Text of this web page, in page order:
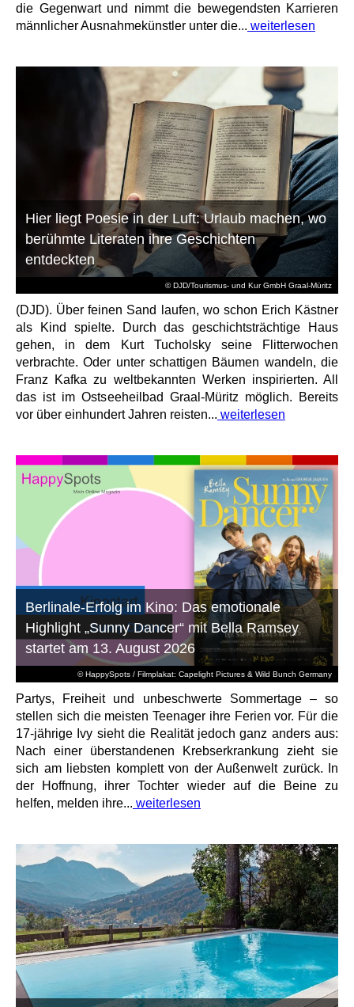
die Gegenwart und nimmt die bewegendsten Karrieren
männlicher Ausnahmekünstler unter die... weiterlesen
© DJD/Tourismus- und Kur GmbH Graal-Müritz
Hier liegt Poesie in der Luft: Urlaub machen, wo
berühmte Literaten ihre Geschichten
entdeckten
(DJD). Über feinen Sand laufen, wo schon Erich Kästner
als Kind spielte. Durch das geschichtsträchtige Haus
gehen, in dem Kurt Tucholsky seine Flitterwochen
verbrachte. Oder unter schattigen Bäumen wandeln, die
Franz Kafka zu weltbekannten Werken inspirierten. All
das ist im Ostseeheilbad Graal-Müritz möglich. Bereits
vor über einhundert Jahren reisten... weiterlesen
© HappySpots / Filmplakat: Capelight Pictures & Wild Bunch Germany
Berlinale-Erfolg im Kino: Das emotionale
Highlight „Sunny Dancer“ mit Bella Ramsey
startet am 13. August 2026
Partys, Freiheit und unbeschwerte Sommertage – so
stellen sich die meisten Teenager ihre Ferien vor. Für die
17-jährige Ivy sieht die Realität jedoch ganz anders aus:
Nach einer überstandenen Krebserkrankung zieht sie
sich am liebsten komplett von der Außenwelt zurück. In
der Hoffnung, ihrer Tochter wieder auf die Beine zu
helfen, melden ihre... weiterlesen